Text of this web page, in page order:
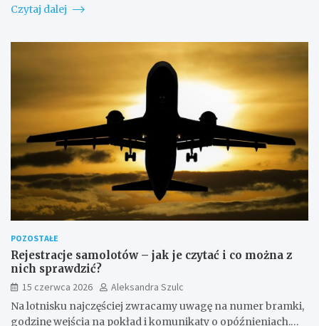
Czytaj dalej
POZOSTAŁE
Rejestracje samolotów – jak je czytać i co można z
nich sprawdzić?
15 czerwca 2026
Aleksandra Szulc
Na lotnisku najczęściej zwracamy uwagę na numer bramki,
godzinę wejścia na pokład i komunikaty o opóźnieniach.…